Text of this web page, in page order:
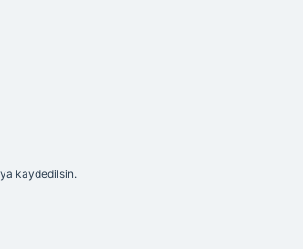
kaydedilsin.